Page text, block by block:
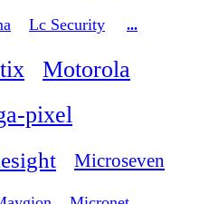
Lc Security
...
Motorola
pixel
Microseven